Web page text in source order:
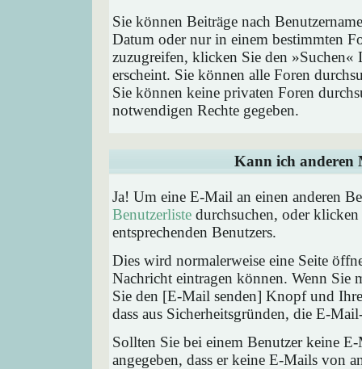
Sie können Beiträge nach
Datum oder nur in einem bestimmten
zuzugreifen, klicken Sie den »Suchen«
erscheint. Sie können alle Foren
Sie können keine privaten Foren
notwendigen Rechte gegeben.
Kann ich anderen
Ja! Um eine E-Mail an einen anderen
Benutzerliste durchsuchen, oder
entsprechenden Benutzers.
Dies wird normalerweise eine Seite
Nachricht eintragen können. Wenn
Sie den [E-Mail senden] Knopf und
dass aus Sicherheitsgründen, die E-
Sollten Sie bei einem Benutzer keine
angegeben, dass er keine E-Mails von